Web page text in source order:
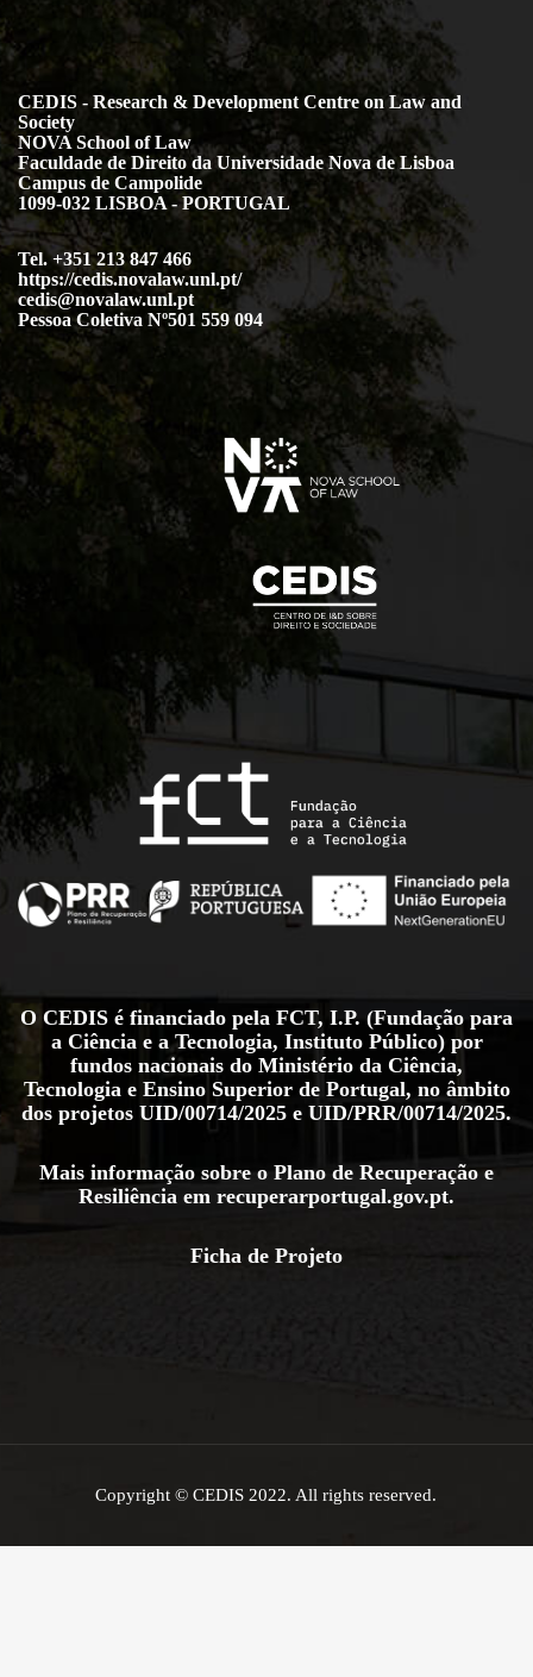
CEDIS - Research & Development Centre on Law and
Society
NOVA School of Law
Faculdade de Direito da Universidade Nova de Lisboa
Campus de Campolide
1099-032 LISBOA - PORTUGAL
Tel. +351 213 847 466
https://cedis.novalaw.unl.pt/
cedis@novalaw.unl.pt
Pessoa Coletiva Nº501 559 094
O CEDIS é financiado pela FCT, I.P. (Fundação para
a Ciência e a Tecnologia, Instituto Público) por
fundos nacionais do Ministério da Ciência,
Tecnologia e Ensino Superior de Portugal, no âmbito
dos projetos UID/00714/2025 e UID/PRR/00714/2025.
Mais informação sobre o Plano de Recuperação e
Resiliência em recuperarportugal.gov.pt.
Ficha de Projeto
Copyright © CEDIS 2022. All rights reserved.